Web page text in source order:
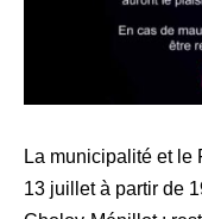
La municipalité et le
13 juillet à partir de